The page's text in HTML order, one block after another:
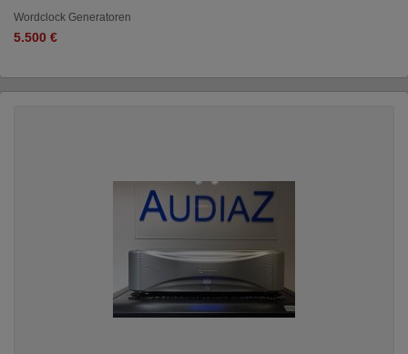
Wordclock Generatoren
5.500 €